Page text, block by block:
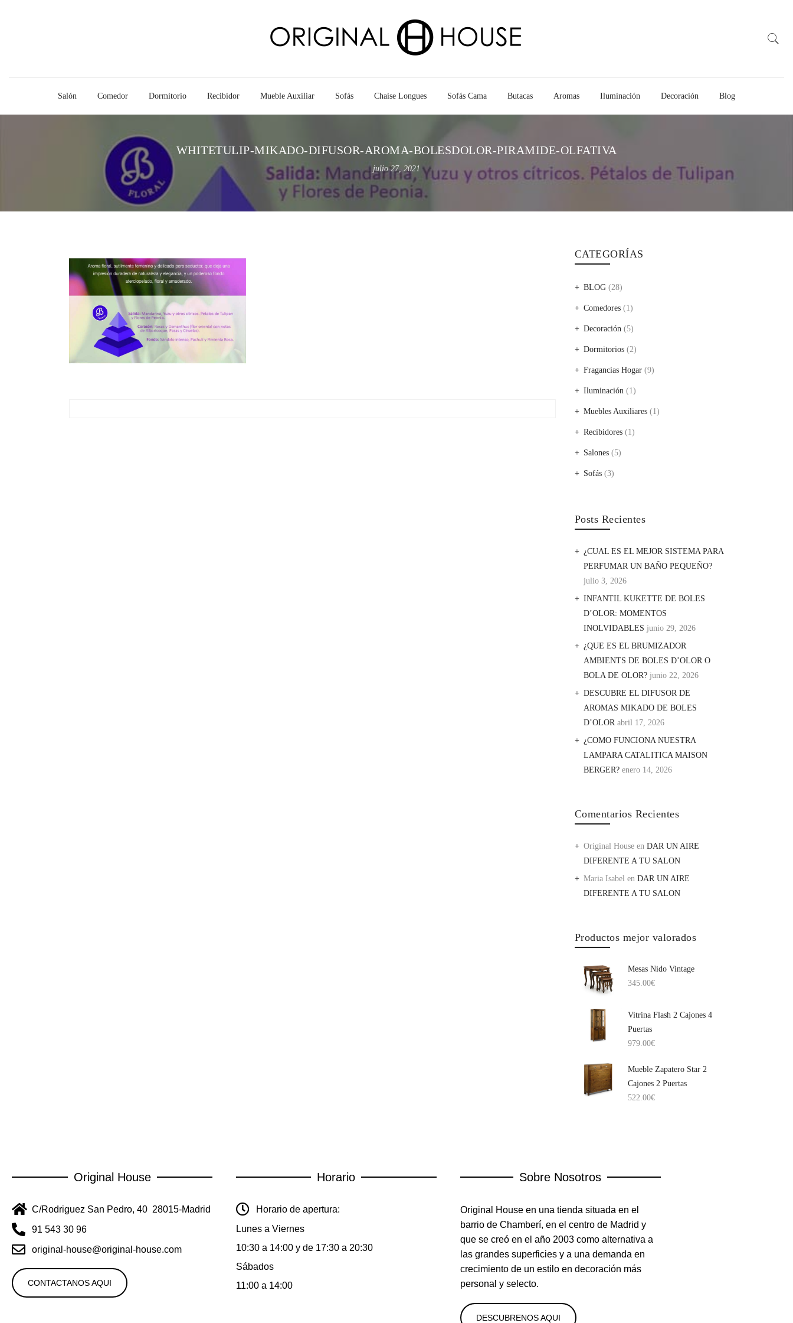
Salón Comedor Dormitorio Recibidor Mueble Auxiliar Sofás Chaise Longues Sofás Cama Butacas Aromas Iluminación Decoración Blog
WHITETULIP-MIKADO-DIFUSOR-AROMA-BOLESDOLOR-PIRAMIDE-OLFATIVA
julio 27, 2021
CATEGORÍAS
BLOG(28)
Comedores(1)
Decoración(5)
Dormitorios(2)
Fragancias Hogar(9)
Iluminación(1)
Muebles Auxiliares(1)
Recibidores(1)
Salones(5)
Sofás(3)
Posts Recientes
¿CUAL ES EL MEJOR SISTEMA PARA
PERFUMAR UN BAÑO PEQUEÑO?
julio 3, 2026
INFANTIL KUKETTE DE BOLES
D’OLOR: MOMENTOS
INOLVIDABLES junio 29, 2026
¿QUE ES EL BRUMIZADOR
AMBIENTS DE BOLES D’OLOR O
BOLA DE OLOR? junio 22, 2026
DESCUBRE EL DIFUSOR DE
AROMAS MIKADO DE BOLES
D’OLOR abril 17, 2026
¿COMO FUNCIONA NUESTRA
LAMPARA CATALITICA MAISON
BERGER? enero 14, 2026
Comentarios Recientes
Original Houseen DAR UN AIRE
DIFERENTE A TU SALON
Maria Isabelen DAR UN AIRE
DIFERENTE A TU SALON
Productos mejor valorados
Mesas Nido Vintage
345.00€
Vitrina Flash 2 Cajones 4
Puertas
979.00€
Mueble Zapatero Star 2
Cajones 2 Puertas
522.00€
Original House
C/Rodriguez San Pedro, 40 28015-Madrid
91 543 30 96
original-house@original-house.com
CONTACTANOS AQUI
Horario
Horario de apertura:
Lunes a Viernes
10:30 a 14:00 y de 17:30 a 20:30
Sábados
11:00 a 14:00
Sobre Nosotros
Original House en una tienda situada en el
barrio de Chamberí, en el centro de Madrid y
que se creó en el año 2003 como alternativa a
las grandes superficies y a una demanda en
crecimiento de un estilo en decoración más
personal y selecto.
DESCUBRENOS AQUI